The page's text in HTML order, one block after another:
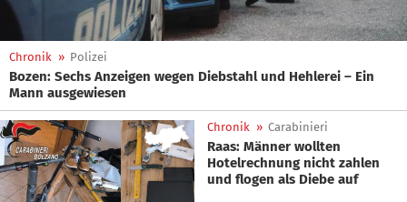
Chronik » Polizei
Bozen: Sechs Anzeigen wegen Diebstahl und Hehlerei – Ein
Mann ausgewiesen
Chronik » Carabinieri
Raas: Männer wollten
Hotelrechnung nicht zahlen
und flogen als Diebe auf